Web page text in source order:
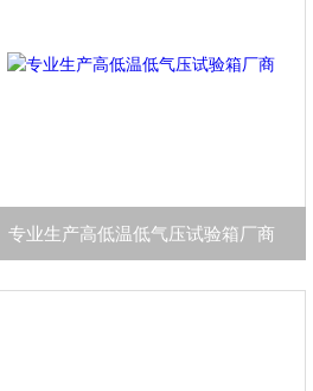
专业生产高低温低气压试验箱厂商